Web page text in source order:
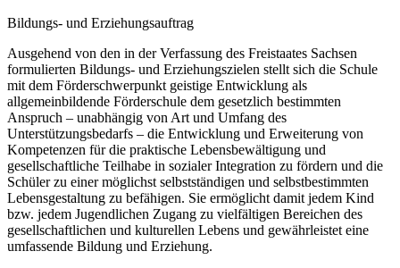
Bildungs- und Erziehungsauftrag
Ausgehend von den in der Verfassung des Freistaates Sachsen
formulierten Bildungs- und Erziehungszielen stellt sich die Schule
mit dem Förderschwerpunkt geistige Entwicklung als
allgemeinbildende Förderschule dem gesetzlich bestimmten
Anspruch – unabhängig von Art und Umfang des
Unterstützungsbedarfs – die Entwicklung und Erweiterung von
Kompetenzen für die praktische Lebensbewältigung und
gesellschaftliche Teilhabe in sozialer Integration zu fördern und die
Schüler zu einer möglichst selbstständigen und selbstbestimmten
Lebensgestaltung zu befähigen. Sie ermöglicht damit jedem Kind
bzw. jedem Jugendlichen Zugang zu vielfältigen Bereichen des
gesellschaftlichen und kulturellen Lebens und gewährleistet eine
umfassende Bildung und Erziehung.